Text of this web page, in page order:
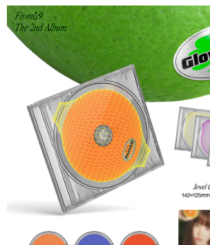
１．透過由恩沛科技股份有限公司提供之「AFTEE
易，需依本服務之必要範圍內提供個人資料，並將
權轉讓予恩沛科技股份有限公司。
２．關於個人資料處理事宜，請瀏覽以下網址：
https://aftee.tw/terms/#terms3
３．未成年的使用者請事先徵得法定代理人或監護
「AFTEE先享後付」，若未經同意申辦者引起之損失
４．使用「AFTEE先享後付」時，將依據個別帳號
時審查核予不同之上限額度；若仍有額度不足之情形
請求用戶進行身份認證。
５．嚴禁一人註冊多個帳號或使用他人資訊註冊。
恩沛科技股份有限公司將有權停止該用戶之使用額度
每筆NT$90
宅配 (離島)
每筆NT$200
付款後門市自取
亞洲國家/地區配送
北美國家/地區配送
歐洲國家/地區配送